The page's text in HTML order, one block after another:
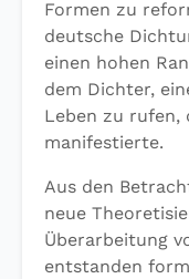
Formen zu
deutsche
einen hohen
dem Dichter,
Leben zu rufen,
manifestierte.
Aus den
neue
Überarbeitung
entstanden